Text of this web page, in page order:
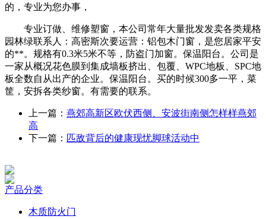
的，专业为您办事，
专业订做、维修塑窗，本公司常年大量批发发卖各类规格
园林绿联系人：高密斯次要运营：铝包木门窗，是您居家平安
的**。规格有0.3米5米不等，防盗门加窗。保温阳台。公司是
一家从概况花色膜到集成墙板挤出、包覆、WPC地板、SPC地
板全数自从出产的企业。保温阳台。买的时候300多一平，菜
筐，安拆各类纱窗。有需要的联系。
上一篇： 燕郊高新区欧伏西侧、安波街南侧怎样样燕郊
高
下一篇： 匹敌背后的健康现忧‌脚球活动中
产品分类
木质防火门